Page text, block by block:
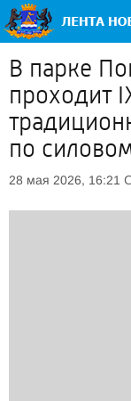
В парке
проходит
по
28 мая 2026, 16:21